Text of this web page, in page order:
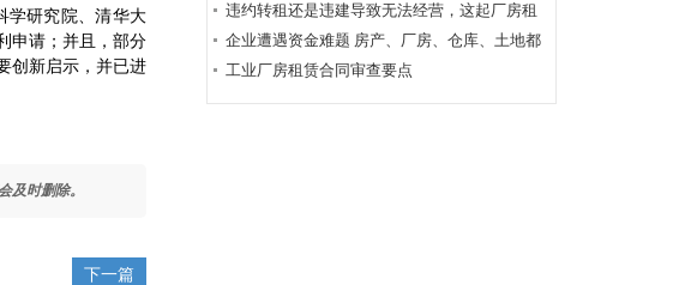
研究院、清华大
申请；并且，部分
创新启示，并已进
及时删除。
下一篇
赁物又要求承租人支付全部未付租金
违约转租还是违建导致无法经营，这起厂房租
赁合同纠纷应如何认定？
企业遭遇资金难题 房产、厂房、仓库、土地都
可以帮你抵押融资
工业厂房租赁合同审查要点